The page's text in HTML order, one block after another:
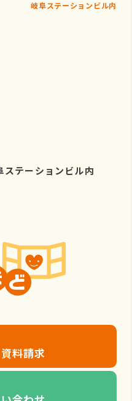
岐阜ステーションビル内
テーションビル内
料請求